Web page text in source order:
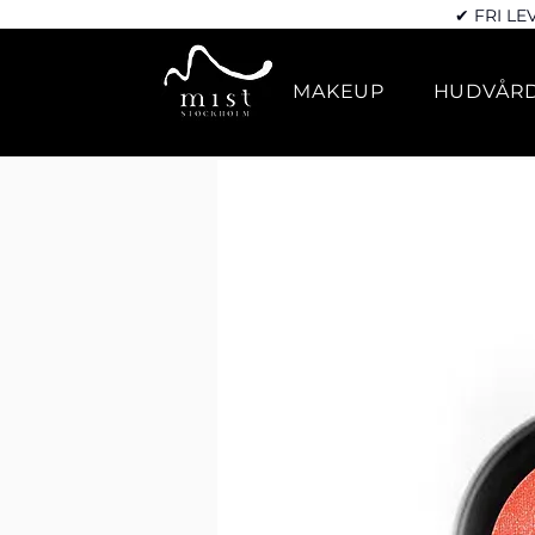
✔ FRI
MAKEUP